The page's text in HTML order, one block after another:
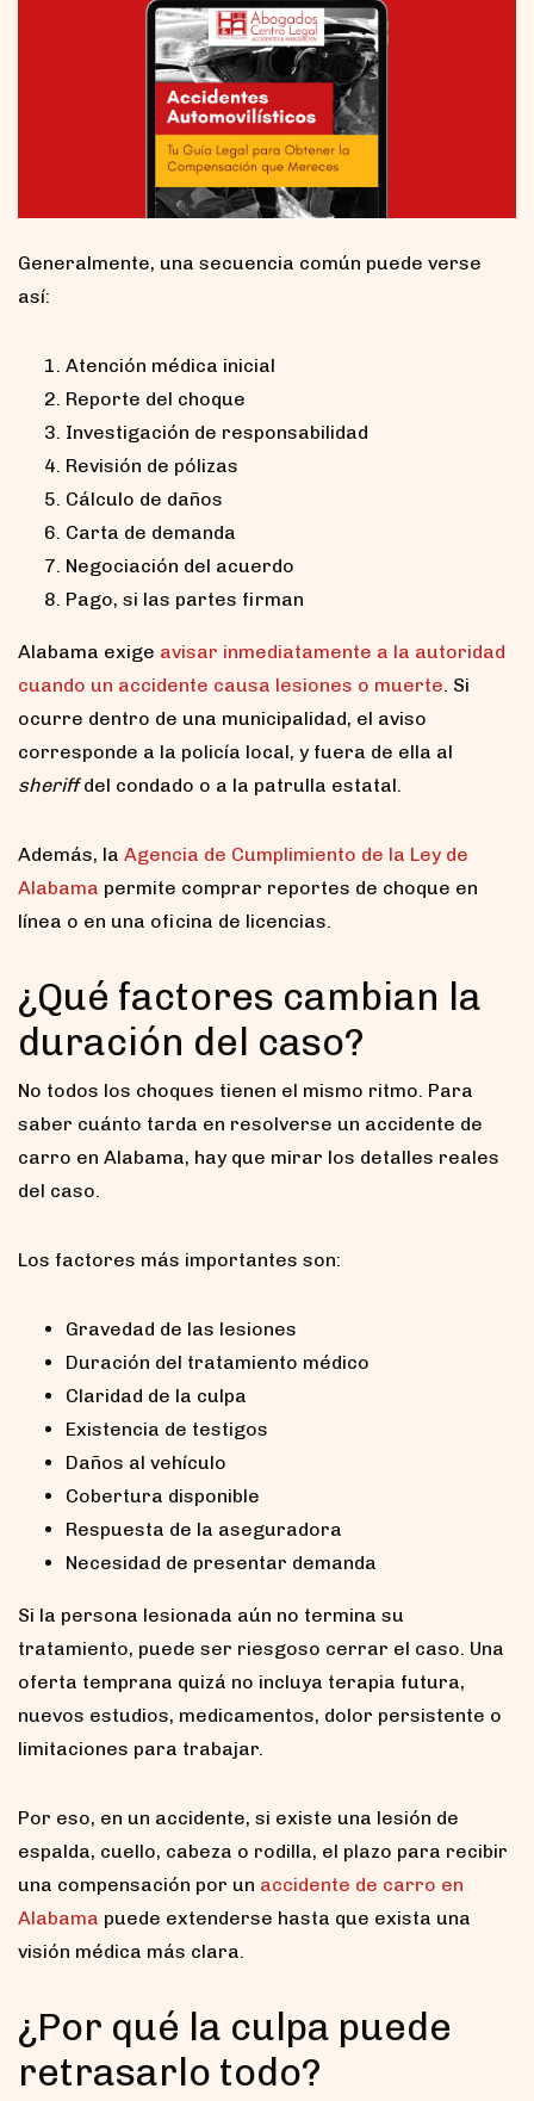
Generalmente, una secuencia común puede verse
así:
Atención médica inicial
Reporte del choque
Investigación de responsabilidad
Revisión de pólizas
Cálculo de daños
Carta de demanda
Negociación del acuerdo
Pago, si las partes firman
Alabama exige avisar inmediatamente a la autoridad
cuando un accidente causa lesiones o muerte. Si
ocurre dentro de una municipalidad, el aviso
corresponde a la policía local, y fuera de ella al
sheriffdel condado o a la patrulla estatal.
Además, la Agencia de Cumplimiento de la Ley de
Alabama permite comprar reportes de choque en
línea o en una oficina de licencias.
¿Qué factores cambian la
duración del caso?
No todos los choques tienen el mismo ritmo. Para
saber cuánto tarda en resolverse un accidente de
carro en Alabama, hay que mirar los detalles reales
del caso.
Los factores más importantes son:
Gravedad de las lesiones
Duración del tratamiento médico
Claridad de la culpa
Existencia de testigos
Daños al vehículo
Cobertura disponible
Respuesta de la aseguradora
Necesidad de presentar demanda
Si la persona lesionada aún no termina su
tratamiento, puede ser riesgoso cerrar el caso. Una
oferta temprana quizá no incluya terapia futura,
nuevos estudios, medicamentos, dolor persistente o
limitaciones para trabajar.
Por eso, en un accidente, si existe una lesión de
espalda, cuello, cabeza o rodilla, el plazo para recibir
una compensación por un accidente de carro en
Alabama puede extenderse hasta que exista una
visión médica más clara.
¿Por qué la culpa puede
retrasarlo todo?